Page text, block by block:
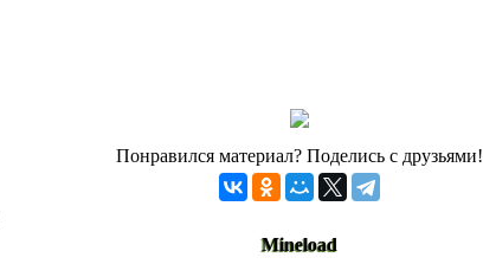
Понравился материал? Поделись с друзьями!
Mineload